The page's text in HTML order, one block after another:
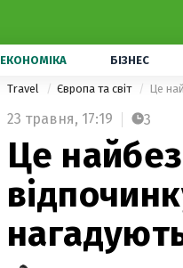
ЕКОНОМІКА БІЗНЕС
Travel Європа та світ Це
23 травня, 17:19 3
Це